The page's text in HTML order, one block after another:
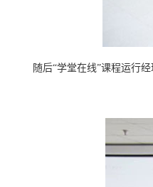
随后“学堂在线”课程运行